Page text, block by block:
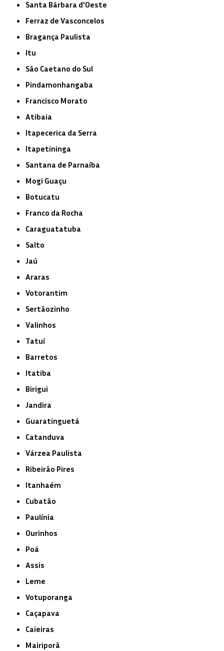
Santa Bárbara d'Oeste
Ferraz de Vasconcelos
Bragança Paulista
Itu
São Caetano do Sul
Pindamonhangaba
Francisco Morato
Atibaia
Itapecerica da Serra
Itapetininga
Santana de Parnaíba
Mogi Guaçu
Botucatu
Franco da Rocha
Caraguatatuba
Salto
Jaú
Araras
Votorantim
Sertãozinho
Valinhos
Tatuí
Barretos
Itatiba
Birigui
Jandira
Guaratinguetá
Catanduva
Várzea Paulista
Ribeirão Pires
Itanhaém
Cubatão
Paulínia
Ourinhos
Poá
Assis
Leme
Votuporanga
Caçapava
Caieiras
Mairiporã